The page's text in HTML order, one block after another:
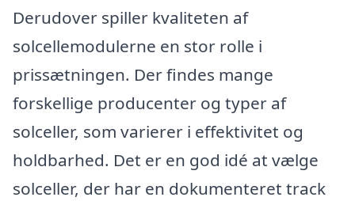
Derudover spiller kvaliteten af
solcellemodulerne en stor rolle i
prissætningen. Der findes mange
forskellige producenter og typer af
solceller, som varierer i effektivitet og
holdbarhed. Det er en god idé at vælge
solceller, der har en dokumenteret track